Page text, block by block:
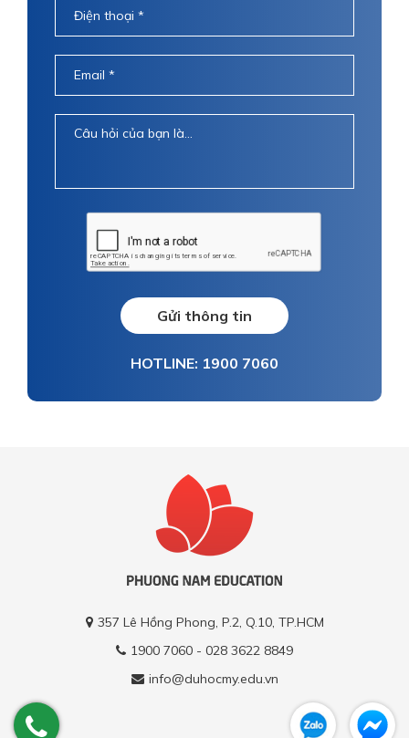
Gửi thông tin
HOTLINE: 1900 7060
357 Lê Hồng Phong, P.2, Q.10, TP.HCM
1900 7060 - 028 3622 8849
info@duhocmy.edu.vn